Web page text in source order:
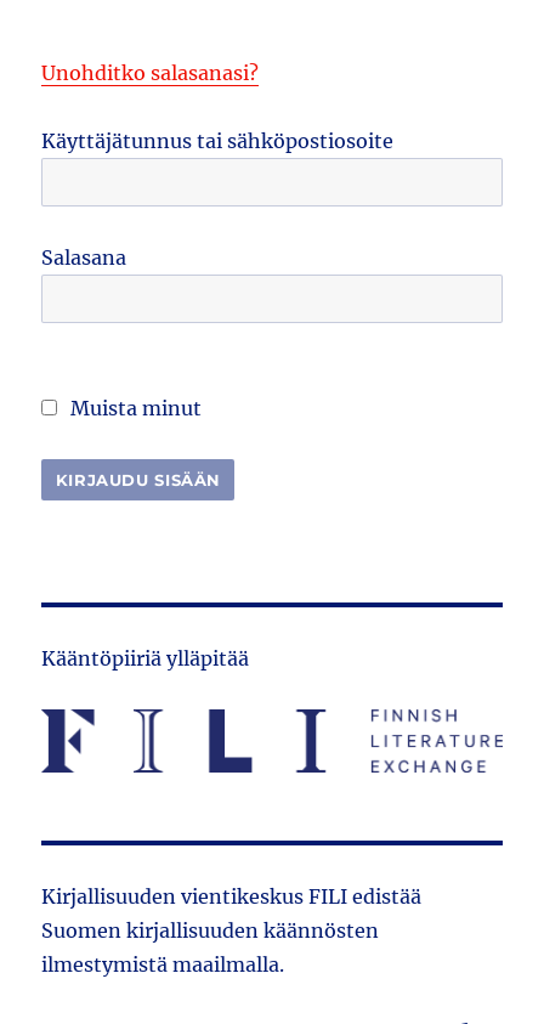
Unohditko salasanasi?
Käyttäjätunnus tai sähköpostiosoite
Salasana
Muista minut
Kääntöpiiriä ylläpitää
Kirjallisuuden vientikeskus FILI edistää
Suomen kirjallisuuden käännösten
ilmestymistä maailmalla.